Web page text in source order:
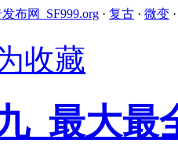
布网_SF999.org · 复古 · 微变
收藏